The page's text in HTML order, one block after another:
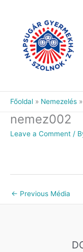
Főoldal Nemezelés
nemez002
Leave a Comment /
← Previous Média